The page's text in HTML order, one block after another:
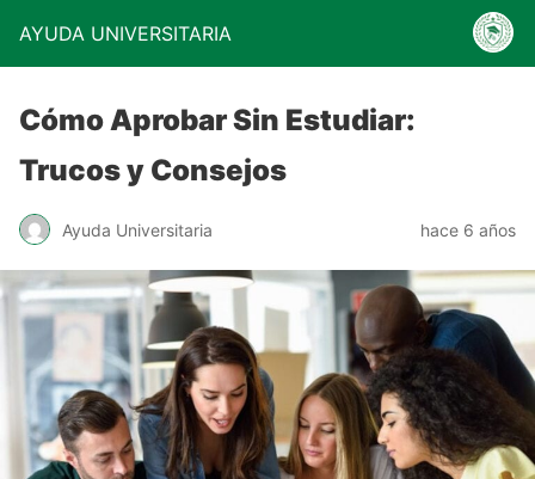
AYUDA UNIVERSITARIA
Cómo Aprobar Sin Estudiar:
Trucos y Consejos
Ayuda Universitaria hace 6 años